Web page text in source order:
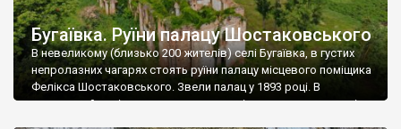
Бугаївка. Руїни палацу Шостаковського
В невеликому (близько 200 жителів) селі Бугаївка, в густих
непролазних чагарях стоять руїни палацу місцевого поміщика
Фелікса Шостаковського. Звели палац у 1893 році. В
радянський період у ньому спочатку містилася школа, потім